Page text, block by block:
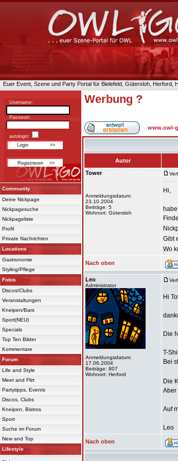
Euer Event, Szene und Party Portal für Bielefeld, Gütersloh, Herford,
Username:
Passwort:
autologin:
Community
Deine Nickpage
Nickpagesuche
Nickpageliste
Profil
Private Nachrichten
Locations
Gastronomie
Styling/Pflege
Fotos
Discos/Clubs
Veranstaltungen
Kneipen/Bars
Sport(NEU)
Specials
Top Ten Bilder
Kommentare
Forum
Life and Style
Meet and Flirt
Partytipps, Events
Discos, Clubs
Kneipen, Bistros
Sport
Suche im Forum
New and Top
Lifestyle
Werbung ?
www.owl-
Autor
Tower
Anmeldungsdatum:
23.10.2004
Beiträge: 5
Wohnort: Gütersloh
Hi,
Gibt
Wo
Nach oben
Leo
Administrator
Anmeldungsdatum:
17.06.2004
Beiträge: 807
Wohnort: Herford
Hi
Die
T-
Bei
Die
Aber
Auf
Leo
Nach oben